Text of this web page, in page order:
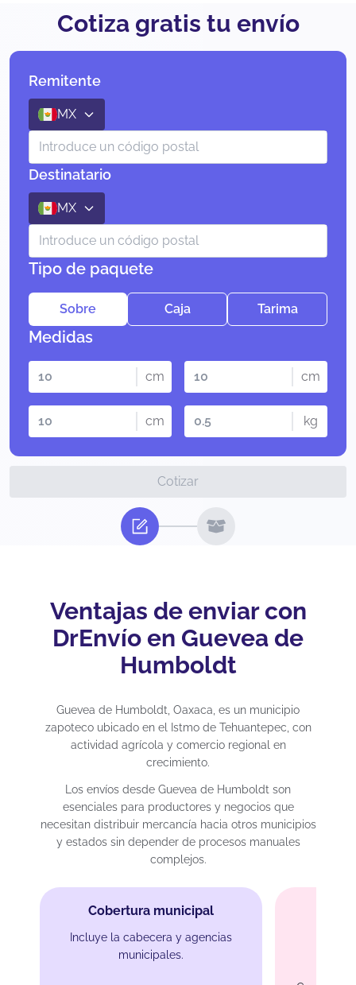
Cotiza gratis tu envío
Remitente
MX
Destinatario
MX
Tipo de paquete
Sobre Caja Tarima
Medidas
cm cm
cm kg
Cotizar
Ventajas de enviar con
DrEnvío en Guevea de
Humboldt
Guevea de Humboldt, Oaxaca, es un municipio
zapoteco ubicado en el Istmo de Tehuantepec, con
actividad agrícola y comercio regional en
crecimiento.
Los envíos desde Guevea de Humboldt son
esenciales para productores y negocios que
necesitan distribuir mercancía hacia otros municipios
y estados sin depender de procesos manuales
complejos.
Cobertura municipal
Incluye la cabecera y agencias
municipales.